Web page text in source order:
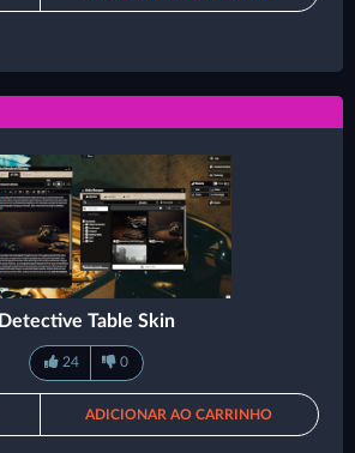
Detective Table Skin
24 0
ADICIONAR AO CARRINHO